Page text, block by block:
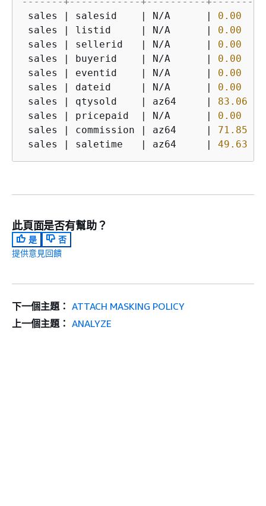
sales
| salesid | N/A |
0.00
sales
| listid | N/A |
0.00
sales
| sellerid | N/A |
0.00
sales
| buyerid | N/A |
0.00
sales
| eventid | N/A |
0.00
sales
| dateid | N/A |
0.00
sales
| qtysold | az64 |
83.06
sales
| pricepaid | N/A |
0.00
sales
| commission | az64 |
71.85
sales
| saletime | az64 | 49.63
此頁面是否有幫助？
是
否
提供意見回饋
下一個主題： ATTACH MASKING POLICY
上一個主題： ANALYZE